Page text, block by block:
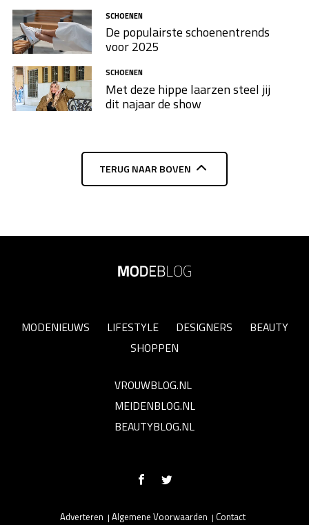
SCHOENEN
De populairste schoenentrends
voor 2025
SCHOENEN
Met deze hippe laarzen steel jij
dit najaar de show
TERUG NAAR BOVEN
MODENIEUWS LIFESTYLE DESIGNERS
BEAUTY
SHOPPEN
VROUWBLOG.NL
MEIDENBLOG.NL
BEAUTYBLOG.NL
Adverteren Algemene Voorwaarden Contact